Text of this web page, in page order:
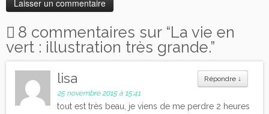
8 commentaires sur “La vie en
vert : illustration très grande.”
Répondre ↓
lisa
25 novembre 2015 à 15:41
tout est très beau, je viens de me perdre 2 heures